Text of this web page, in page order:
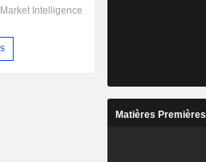
Matières Premières